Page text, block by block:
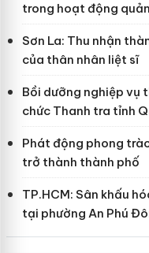
trong hoạt động
Sơn La: Thu nhận
của thân nhân liệt sĩ
Bồi dưỡng nghiệp vụ
chức Thanh tra tỉnh
Phát động phong
trở thành thành phố
TP.HCM: Sân khấu
tại phường An Phú